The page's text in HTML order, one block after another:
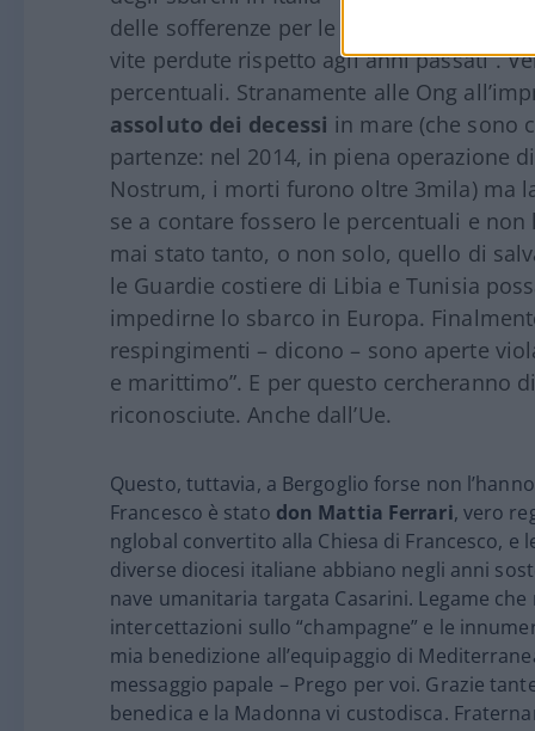
delle sofferenze per le persone in
vite perdute rispetto agli anni passati”.
percentuali. Stranamente alle Ong
assoluto dei decessi in mare (che sono
partenze: nel 2014, in piena operazione
Nostrum, i morti furono oltre 3mila) ma
se a contare fossero le percentuali e
mai stato tanto, o non solo, quello di
le Guardie costiere di Libia e Tunisia
impedirne lo sbarco in Europa.
respingimenti – dicono – sono aperte
e marittimo”. E per questo cercheranno
riconosciute. Anche dall’Ue.
Questo, tuttavia, a Bergoglio forse non
Francesco è stato don Mattia Ferrari, vero
nglobal convertito alla Chiesa di Francesco, e
diverse diocesi italiane abbiano negli anni
nave umanitaria targata Casarini. Legame
intercettazioni sullo “champagne” e le
mia benedizione all’equipaggio di
messaggio papale – Prego per voi. Grazie
benedica e la Madonna vi custodisca.